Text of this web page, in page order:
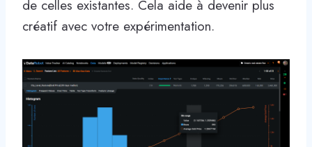
de celles existantes. Cela aide à devenir plus
créatif avec votre expérimentation.